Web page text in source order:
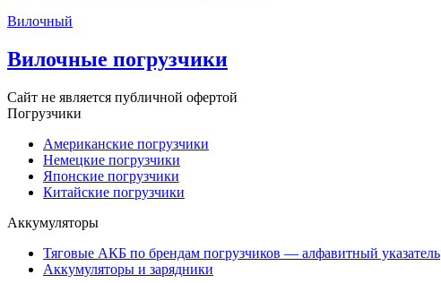
Вилочный
Вилочные погрузчики
Сайт не является публичной офертой
Погрузчики
Американские погрузчики
Немецкие погрузчики
Японские погрузчики
Китайские погрузчики
Аккумуляторы
Тяговые АКБ по брендам погрузчиков — алфавитный указатель
Аккумуляторы и зарядники